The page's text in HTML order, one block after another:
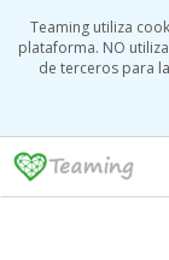
Teaming utiliza
plataforma. NO
de terceros para